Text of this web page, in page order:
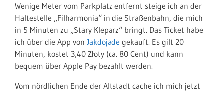
Wenige Meter vom Parkplatz entfernt steige ich an der
Haltestelle „Filharmonia“ in die Straßenbahn, die mich
in 5 Minuten zu „Stary Kleparz“ bringt. Das Ticket habe
ich über die App von Jakdojade gekauft. Es gilt 20
Minuten, kostet 3,40 Złoty (ca. 80 Cent) und kann
bequem über Apple Pay bezahlt werden.
Vom nördlichen Ende der Altstadt cache ich mich jetzt